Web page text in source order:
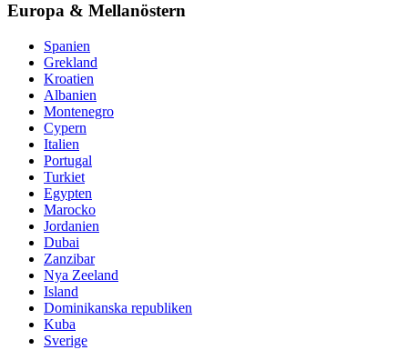
Europa & Mellanöstern
Spanien
Grekland
Kroatien
Albanien
Montenegro
Cypern
Italien
Portugal
Turkiet
Egypten
Marocko
Jordanien
Dubai
Zanzibar
Nya Zeeland
Island
Dominikanska republiken
Kuba
Sverige